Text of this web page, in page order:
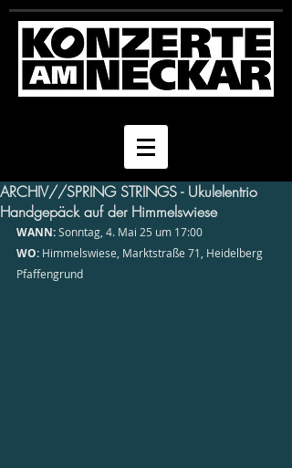
ARCHIV//SPRING STRINGS - Ukulelentrio
Handgepäck auf der Himmelswiese
WANN: Sonntag, 4. Mai 25 um 17:00
WO: Himmelswiese, Marktstraße 71, Heidelberg
Pfaffengrund